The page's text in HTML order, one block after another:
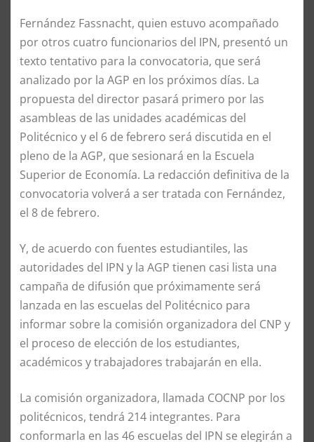
Fernández Fassnacht, quien estuvo acompañado
por otros cuatro funcionarios del IPN, presentó un
texto tentativo para la convocatoria, que será
analizado por la AGP en los próximos días. La
propuesta del director pasará primero por las
asambleas de las unidades académicas del
Politécnico y el 6 de febrero será discutida en el
pleno de la AGP, que sesionará en la Escuela
Superior de Economía. La redacción definitiva de la
convocatoria volverá a ser tratada con Fernández,
el 8 de febrero.
Y, de acuerdo con fuentes estudiantiles, las
autoridades del IPN y la AGP tienen casi lista una
campaña de difusión que próximamente será
lanzada en las escuelas del Politécnico para
informar sobre la comisión organizadora del CNP y
el proceso de elección de los estudiantes,
académicos y trabajadores trabajarán en ella.
La comisión organizadora, llamada COCNP por los
politécnicos, tendrá 214 integrantes. Para
conformarla en las 46 escuelas del IPN se elegirán a